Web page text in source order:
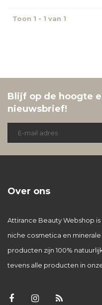
Toon 1 - 1 van 1
Blijf op de hoogte
nieuwsbrief!
Over ons
Attirance Beauty Webshop
niche cosmetica en
producten zijn 100%
tevens alle producten in